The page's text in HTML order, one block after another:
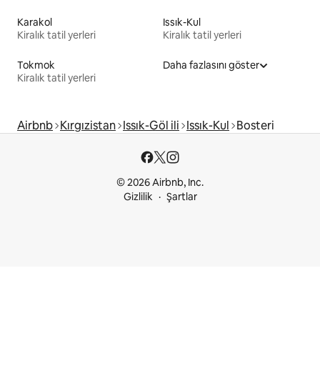
Karakol
Kiralık tatil yerleri
Issık-Kul
Kiralık tatil yerleri
Tokmok
Kiralık tatil yerleri
Daha fazlasını göster
Airbnb Kırgızistan Issık-Göl ili Issık-Kul Bosteri
© 2026 Airbnb, Inc.
Gizlilik
Şartlar